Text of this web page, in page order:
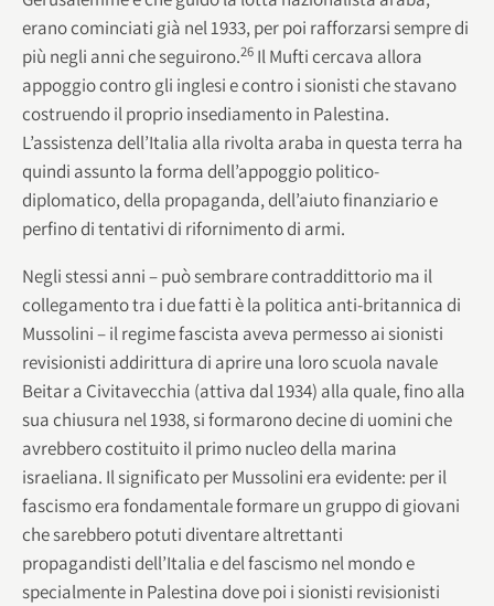
erano cominciati già nel 1933, per poi rafforzarsi sempre di
più negli anni che seguirono.26 Il Mufti cercava allora
appoggio contro gli inglesi e contro i sionisti che stavano
costruendo il proprio insediamento in Palestina.
L’assistenza dell’Italia alla rivolta araba in questa terra ha
quindi assunto la forma dell’appoggio politico-
diplomatico, della propaganda, dell’aiuto finanziario e
perfino di tentativi di rifornimento di armi.
Negli stessi anni – può sembrare contraddittorio ma il
collegamento tra i due fatti è la politica anti-britannica di
Mussolini – il regime fascista aveva permesso ai sionisti
revisionisti addirittura di aprire una loro scuola navale
Beitar a Civitavecchia (attiva dal 1934) alla quale, fino alla
sua chiusura nel 1938, si formarono decine di uomini che
avrebbero costituito il primo nucleo della marina
israeliana. Il significato per Mussolini era evidente: per il
fascismo era fondamentale formare un gruppo di giovani
che sarebbero potuti diventare altrettanti
propagandisti dell’Italia e del fascismo nel mondo e
specialmente in Palestina dove poi i sionisti revisionisti